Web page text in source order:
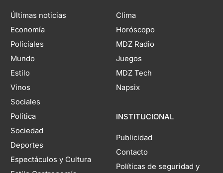
Últimas noticias
Economía
Policiales
Mundo
Estilo
Vinos
Sociales
Política
Sociedad
Deportes
Espectáculos y Cultura
Clima
Horóscopo
MDZ Radio
Juegos
MDZ Tech
Napsix
INSTITUCIONAL
Publicidad
Contacto
Políticas de seguridad y